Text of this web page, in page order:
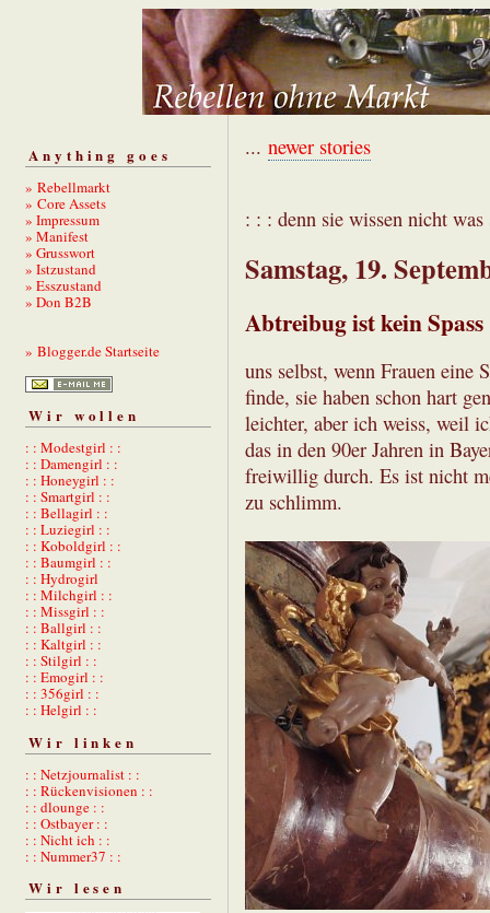
Anything goes
» Rebellmarkt
» Core Assets
» Impressum
» Manifest
» Grusswort
» Istzustand
» Esszustand
» Don B2B
» Blogger.de Startseite
Wir wollen
: : Modestgirl : :
: : Damengirl : :
: : Honeygirl : :
: : Smartgirl : :
: : Bellagirl : :
: : Luziegirl : :
: : Koboldgirl : :
: : Baumgirl : :
: : Hydrogirl
: : Milchgirl : :
: : Missgirl : :
: : Ballgirl : :
: : Kaltgirl : :
: : Stilgirl : :
: : Emogirl : :
: : 356girl : :
: : Helgirl : :
Wir linken
: : Netzjournalist : :
: : Rückenvisionen : :
: : dlounge : :
: : Ostbayer : :
: : Nicht ich : :
: : Nummer37 : :
Wir lesen
... newer stories
: : : denn sie wissen nicht
Samstag, 19.
Abtreibug ist kein Spass
uns selbst, wenn Frauen eine
finde, sie haben schon hart
leichter, aber ich weiss, weil
das in den 90er Jahren in
freiwillig durch. Es ist nicht
zu schlimm.